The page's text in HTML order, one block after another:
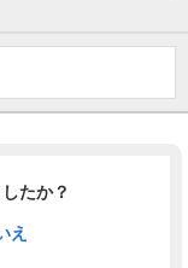
たか？
え